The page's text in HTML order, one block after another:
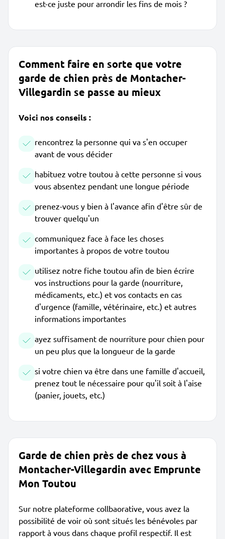
est-ce juste pour arrondir les fins de mois ?
Comment faire en sorte que votre
garde de chien près de Montacher-
Villegardin se passe au mieux
Voici nos conseils :
rencontrez la personne qui va s'en occuper
avant de vous décider
habituez votre toutou à cette personne si vous
vous absentez pendant une longue période
prenez-vous y bien à l'avance afin d'être sûr de
trouver quelqu'un
communiquez face à face les choses
importantes à propos de votre toutou
utilisez notre fiche toutou afin de bien écrire
vos instructions pour la garde (nourriture,
médicaments, etc.) et vos contacts en cas
d'urgence (famille, vétérinaire, etc.) et autres
informations importantes
ayez suffisament de nourriture pour chien pour
un peu plus que la longueur de la garde
si votre chien va être dans une famille d'accueil,
prenez tout le nécessaire pour qu'il soit à l'aise
(panier, jouets, etc.)
Garde de chien près de chez vous à
Montacher-Villegardin avec Emprunte
Mon Toutou
Sur notre plateforme collbaorative, vous avez la
possibilité de voir où sont situés les bénévoles par
rapport à vous dans chaque profil respectif. Il est